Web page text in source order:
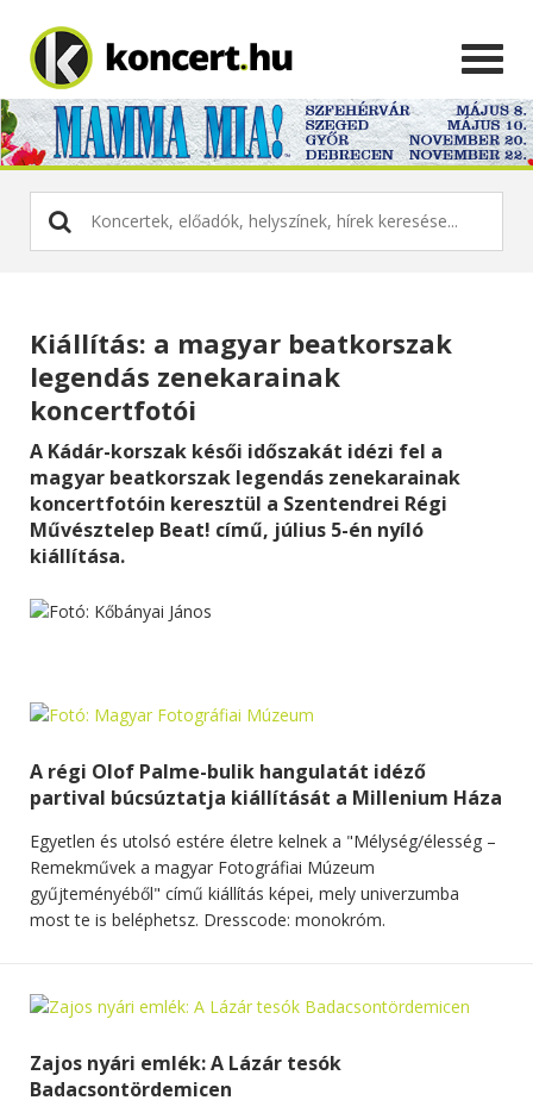
Kiállítás: a magyar beatkorszak
legendás zenekarainak
koncertfotói
A Kádár-korszak késői időszakát idézi fel a
magyar beatkorszak legendás zenekarainak
koncertfotóin keresztül a Szentendrei Régi
Művésztelep Beat! című, július 5-én nyíló
kiállítása.
A régi Olof Palme-bulik hangulatát idéző
partival búcsúztatja kiállítását a Millenium Háza
Egyetlen és utolsó estére életre kelnek a "Mélység/élesség –
Remekművek a magyar Fotográfiai Múzeum
gyűjteményéből" című kiállítás képei, mely univerzumba
most te is beléphetsz. Dresscode: monokróm.
Zajos nyári emlék: A Lázár tesók
Badacsontördemicen